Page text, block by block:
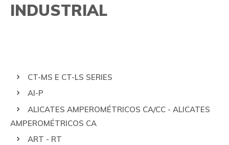
PESQUISA AVANÇADA
LEM
GMC-I PROSYS
NK TECHNOLOGIES SOLUÇÕES
CONTROLE DE PROCESSOS E AUTOMAÇÃO
TRAÇÃO
SE INFORME
INDUSTRIAL
CT-MS E CT-LS SERIES
AI-P
ALICATES AMPEROMÉTRICOS CA/CC - ALICATES
AMPEROMÉTRICOS CA
ART - RT